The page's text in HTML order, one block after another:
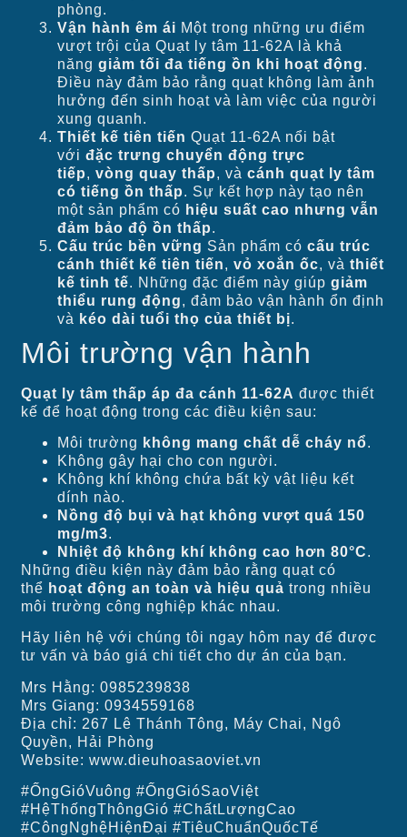
phòng.
Vận hành êm ái Một trong những ưu điểm
vượt trội của Quạt ly tâm 11-62A là khả
nănggiảm tối đa tiếng ồn khi hoạt động.
Điều này đảm bảo rằng quạt không làm ảnh
hưởng đến sinh hoạt và làm việc của người
xung quanh.
Thiết kế tiên tiến Quạt 11-62A nổi bật
vớiđặc trưng chuyển động trực
tiếp,vòng quay thấp, vàcánh quạt ly tâm
có tiếng ồn thấp. Sự kết hợp này tạo nên
một sản phẩm có hiệu suất cao nhưng vẫn
đảm bảo độ ồn thấp.
Cấu trúc bền vững Sản phẩm cócấu trúc
cánh thiết kế tiên tiến,vỏ xoắn ốc, vàthiết
kế tinh tế. Những đặc điểm này giúpgiảm
thiểu rung động, đảm bảo vận hành ổn định
và kéo dài tuổi thọ của thiết bị.
Môi trường vận hành
Quạt ly tâm thấp áp đa cánh 11-62A được thiết
kế để hoạt động trong các điều kiện sau:
Môi trường không mang chất dễ cháy nổ.
Không gây hại cho con người.
Không khí không chứa bất kỳ vật liệu kết
dính nào.
Nồng độ bụi và hạt không vượt quá 150
mg/m3.
Nhiệt độ không khí không cao hơn 80°C.
Những điều kiện này đảm bảo rằng quạt có
thể hoạt động an toàn và hiệu quả trong nhiều
môi trường công nghiệp khác nhau.
Hãy liên hệ với chúng tôi ngay hôm nay để được
tư vấn và báo giá chi tiết cho dự án của bạn.
Mrs Hằng: 0985239838
Mrs Giang: 0934559168
Địa chỉ: 267 Lê Thánh Tông, Máy Chai, Ngô
Quyền, Hải Phòng
Website: www.dieuhoasaoviet.vn
#ỐngGióVuông #ỐngGióSaoViệt
#HệThốngThôngGió #ChấtLượngCao
#CôngNghệHiệnĐại #TiêuChuẩnQuốcTế